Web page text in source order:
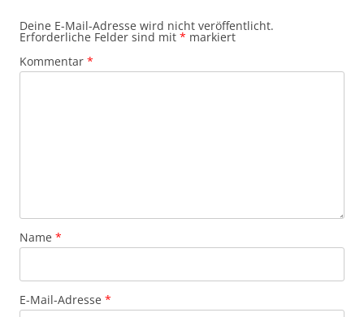
Deine E-Mail-Adresse wird nicht veröffentlicht.
Erforderliche Felder sind mit * markiert
Kommentar *
Name *
E-Mail-Adresse *